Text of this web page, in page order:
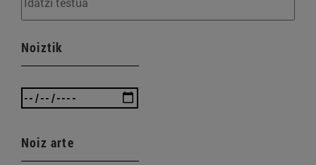
Noiztik
Noiz arte